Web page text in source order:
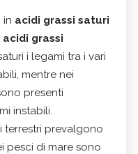
in acidi grassi saturi
acidi grassi
i legami tra i vari
mentre nei
presenti
instabili.
terrestri prevalgono
pesci di mare sono